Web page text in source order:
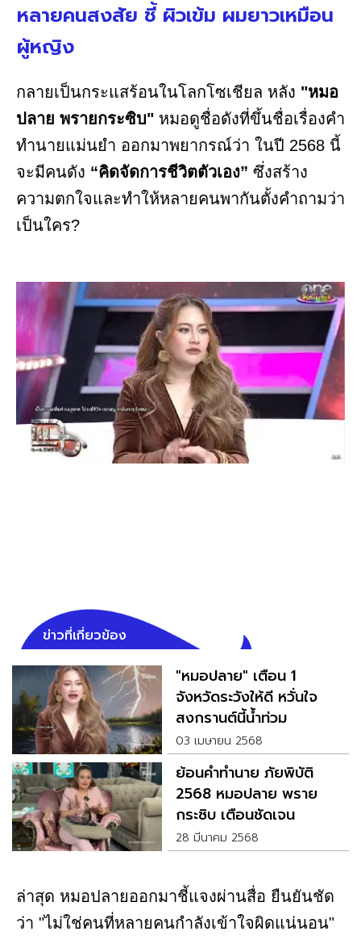
หลายคนสงสัย ชี้ ผิวเข้ม ผมยาวเหมือน
ผู้หญิง
กลายเป็นกระแสร้อนในโลกโซเชียล หลัง "หมอ
ปลาย พรายกระซิบ" หมอดูชื่อดังที่ขึ้นชื่อเรื่องคำ
ทำนายแม่นยำ ออกมาพยากรณ์ว่า ในปี 2568 นี้
จะมีคนดัง “คิดจัดการชีวิตตัวเอง” ซึ่งสร้าง
ความตกใจและทำให้หลายคนพากันตั้งคำถามว่า
เป็นใคร?
ข่าวที่เกี่ยวข้อง
"หมอปลาย" เตือน 1
จังหวัดระวังให้ดี หวั่นใจ
สงกรานต์นี้น้ำท่วม
03 เมษายน 2568
ย้อนคำทำนาย ภัยพิบัติ
2568 หมอปลาย พราย
กระซิบ เตือนชัดเจน
28 มีนาคม 2568
ล่าสุด หมอปลายออกมาชี้แจงผ่านสื่อ ยืนยันชัด
ว่า "ไม่ใช่คนที่หลายคนกำลังเข้าใจผิดแน่นอน"